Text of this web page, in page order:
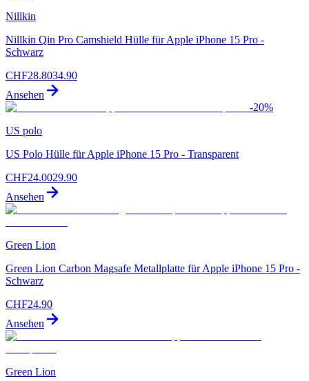
Nillkin
Nillkin Qin Pro Camshield Hülle für Apple iPhone 15 Pro -
Schwarz
CHF28.8034.90
Ansehen
-20%
US polo
US Polo Hülle für Apple iPhone 15 Pro - Transparent
CHF24.0029.90
Ansehen
Green Lion
Green Lion Carbon Magsafe Metallplatte für Apple iPhone 15 Pro -
Schwarz
CHF24.90
Ansehen
Green Lion